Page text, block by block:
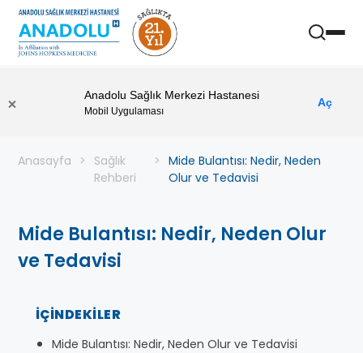
Anadolu Sağlık Merkezi Hastanesi
Mobil Uygulaması
Aç
Anasayfa
Sağlık
Rehberi
Mide Bulantısı: Nedir, Neden
Olur ve Tedavisi
Mide Bulantısı: Nedir, Neden Olur
ve Tedavisi
İÇINDEKILER
Mide Bulantısı: Nedir, Neden Olur ve Tedavisi